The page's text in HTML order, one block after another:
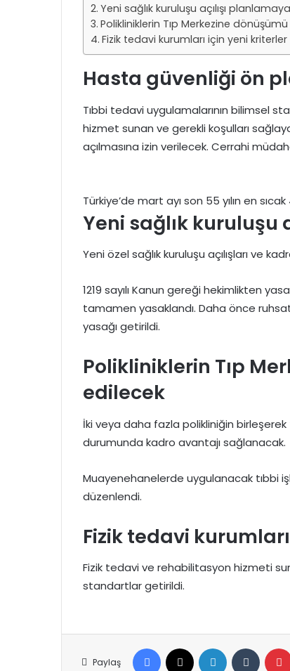
Yeni sağlık kuruluşu açılışı
Polikliniklerin Tıp Merkezine
Fizik tedavi kurumları için yeni kriterler
Hasta güvenliği ön
Tıbbi tedavi uygulamalarının bilimsel
hizmet sunan ve gerekli koşulları
açılmasına izin verilecek. Cerrahi
Türkiye’de mart ayı son 55 yılın en
Yeni sağlık kuruluşu
Yeni özel sağlık kuruluşu açılışları ve
1219 sayılı Kanun gereği hekimlikten
tamamen yasaklandı. Daha önce
yasağı getirildi.
Polikliniklerin Tıp
edilecek
İki veya daha fazla polikliniğin
durumunda kadro avantajı sağlanacak.
Muayenehanelerde uygulanacak tıbbi
düzenlendi.
Fizik tedavi
Fizik tedavi ve rehabilitasyon hizmeti
standartlar getirildi.
Paylaş
Facebook LinkedIn Tumblr